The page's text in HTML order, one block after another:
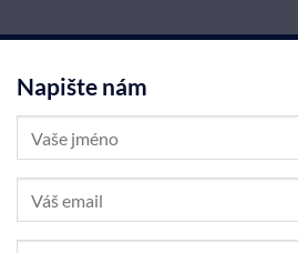
Napište nám